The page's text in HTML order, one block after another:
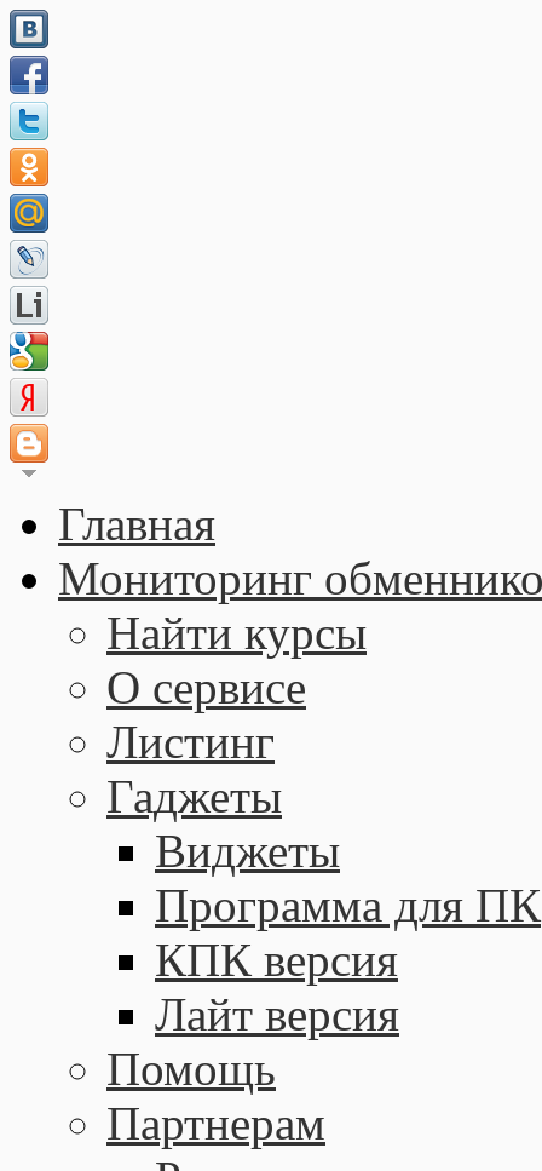
Главная
Мониторинг
Найти курсы
О сервисе
Листинг
Гаджеты
Виджеты
Программа для ПК
КПК версия
Лайт версия
Помощь
Партнерам